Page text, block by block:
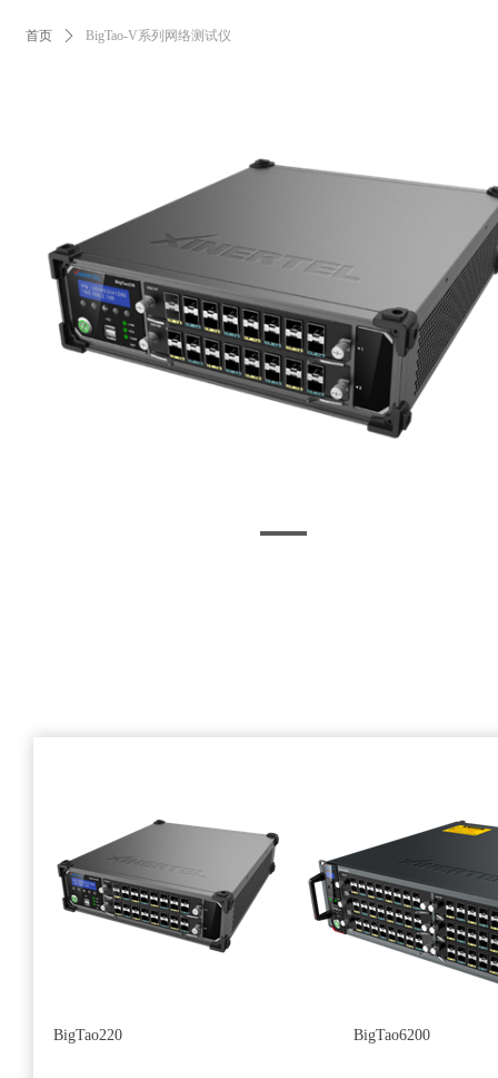
首页 ꄲ BigTao-V系列网络测试仪
BigTao220 BigTao6200